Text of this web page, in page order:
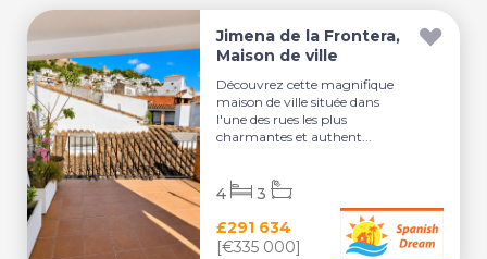
Jimena de la Frontera,
Maison de ville
Découvrez cette magnifique
maison de ville située dans
l'une des rues les plus
charmantes et authent...
£291 634
[€335 000]
4 3